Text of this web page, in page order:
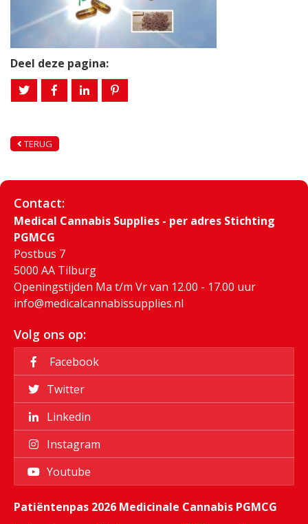
Deel deze pagina:
TERUG
Contact:
Medical Cannabis Supplies - per adres Stichting
PGMCG
Postbus 7
5000 AA Tilburg
Openingstijden Ma t/m Vr van 12.00 - 17.00 uur
info@medicalcannabissupplies.nl
Volg ons op:
Facebook
Twitter
Linkedin
Instagram
Youtube
Patiëntenpas 2026 Medicinale Cannabis PGMCG